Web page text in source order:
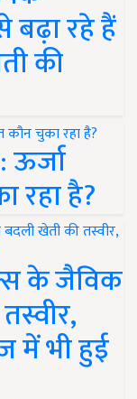
बढ़ा रहे हैं
की
रहा है?
के जैविक
में भी हुई